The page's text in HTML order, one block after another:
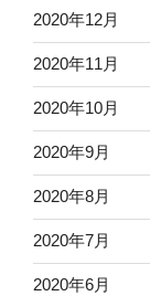
2020年12月
2020年11月
2020年10月
2020年9月
2020年8月
2020年7月
2020年6月